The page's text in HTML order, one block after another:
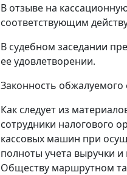
В отзыве на
соответствующим
В судебном заседании
ее удовлетворении.
Законность обжалуемого
Как следует из
сотрудники налогового
кассовых машин при
полноты учета выручки
Обществу маршрутном